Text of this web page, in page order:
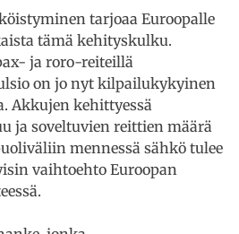
tarjoaa Euroopalle
tämä kehityskulku.
ja roro-reiteillä
on jo nyt kilpailukykyinen
Akkujen kehittyessä
ja soveltuvien reittien määrä
mennessä sähkö tulee
vaihtoehto Euroopan